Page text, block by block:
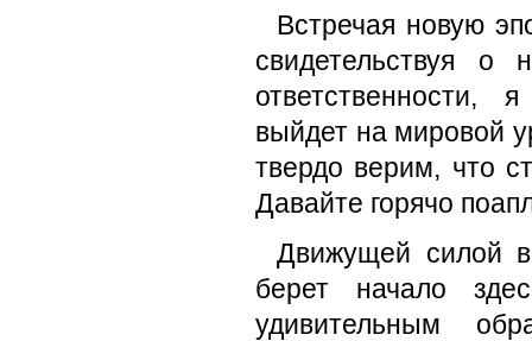
Встречая новую
свидетельствуя
ответственности,
выйдет на мировой
твердо верим, что
Давайте горячо
Движущей силой
берет начало
удивительным